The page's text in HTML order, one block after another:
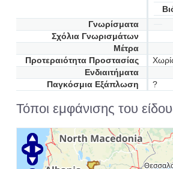
Γνωρίσματα
Σχόλια Γνωρισμάτων
Μέτρα
Προτεραιότητα Προστασίας
Ενδιαιτήματα
Παγκόσμια Εξάπλωση
?
Τόποι εμφάνισης του